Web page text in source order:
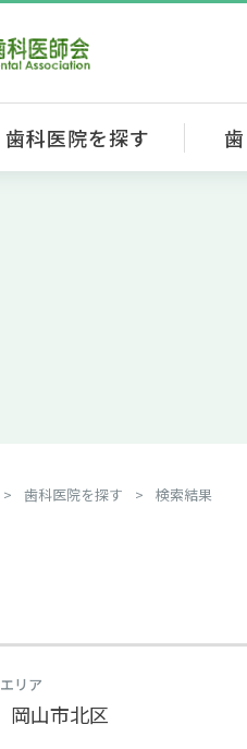
歯科医院を探す
> 歯科医院を探す > 検索結果
エリア
岡山市北区